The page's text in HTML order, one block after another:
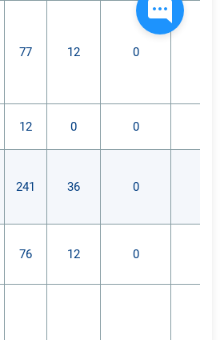
77 12 0
12 0 0
241 36 0
76 12 0